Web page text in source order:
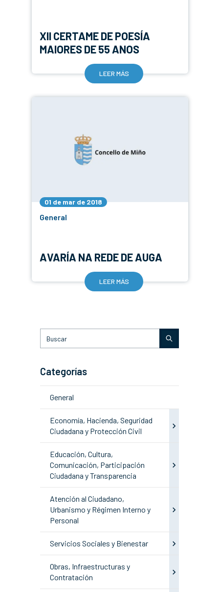
XII CERTAME DE POESÍA
MAIORES DE 55 ANOS
LEER MÁS
01 de mar de 2018
General
AVARÍA NA REDE DE AUGA
LEER MÁS
Categorías
General
Economía, Hacienda, Seguridad
Ciudadana y Protección Civil
Educación, Cultura,
Comunicación, Participación
Ciudadana y Transparencia
Atención al Ciudadano,
Urbanismo y Régimen Interno y
Personal
Servicios Sociales y Bienestar
Obras, Infraestructuras y
Contratación